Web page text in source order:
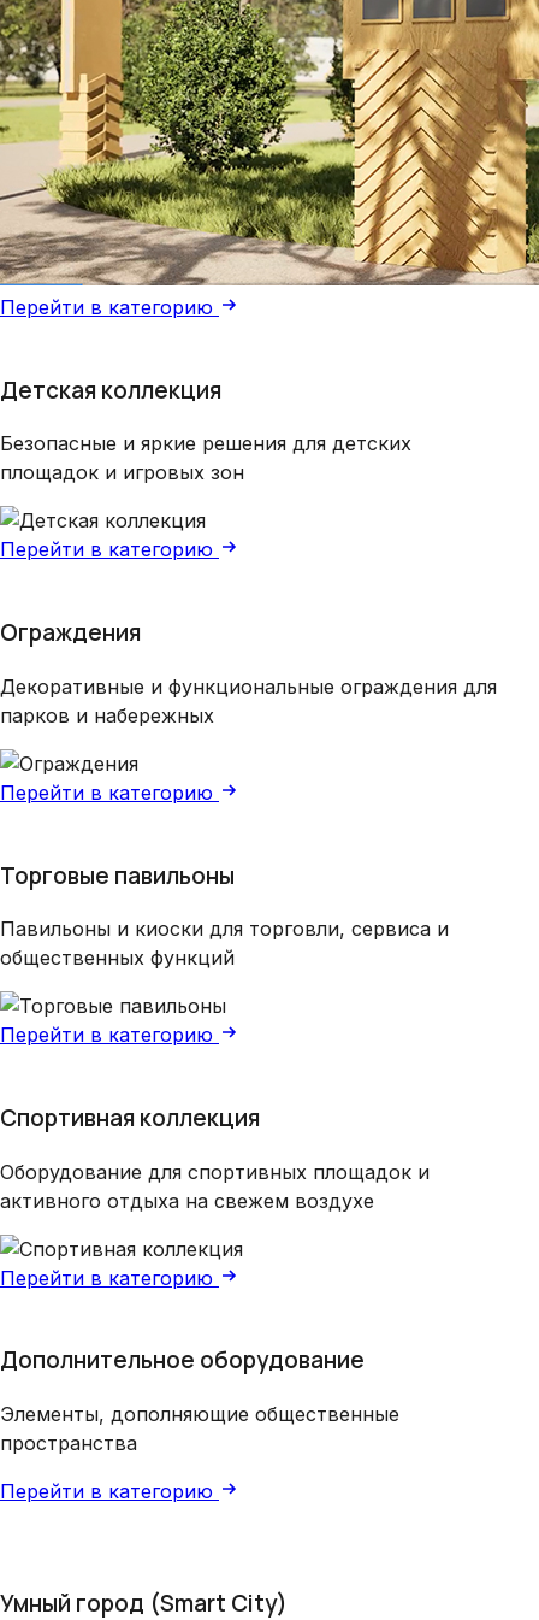
Перейти в категорию
Детская коллекция
Безопасные и яркие решения для детских
площадок и игровых зон
Перейти в категорию
Ограждения
Декоративные и функциональные ограждения для
парков и набережных
Перейти в категорию
Торговые павильоны
Павильоны и киоски для торговли, сервиса и
общественных функций
Перейти в категорию
Спортивная коллекция
Оборудование для спортивных площадок и
активного отдыха на свежем воздухе
Перейти в категорию
Дополнительное оборудование
Элементы, дополняющие общественные
пространства
Перейти в категорию
Умный город (Smart City)